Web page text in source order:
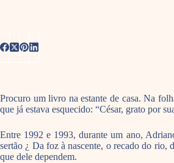
Procuro um livro na estante de casa. Na
que já estava esquecido: “César, grato por
Entre 1992 e 1993, durante um ano,
sertão ¿ Da foz à nascente, o recado do rio,
que dele dependem.